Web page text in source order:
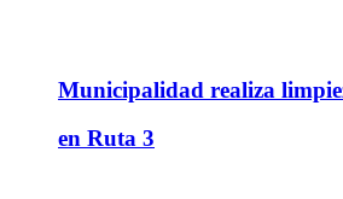
Municipalidad realiza
en Ruta 3